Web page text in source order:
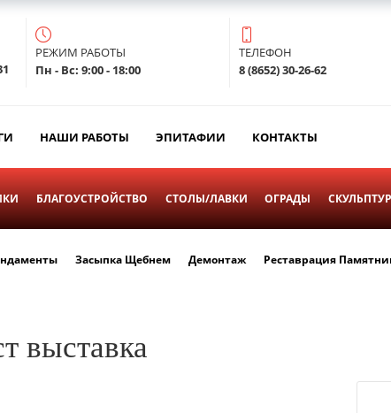
РЕЖИМ РАБОТЫ
Пн - Вс: 9:00 - 18:00
ТЕЛЕФОН
8 (8652) 30-26-62
НАШИ РАБОТЫ ЭПИТАФИИ КОНТАКТЫ
БЛАГОУСТРОЙСТВО СТОЛЫ/ЛАВКИ ОГРАДЫ
Засыпка Щебнем Демонтаж Реставрация
выставка